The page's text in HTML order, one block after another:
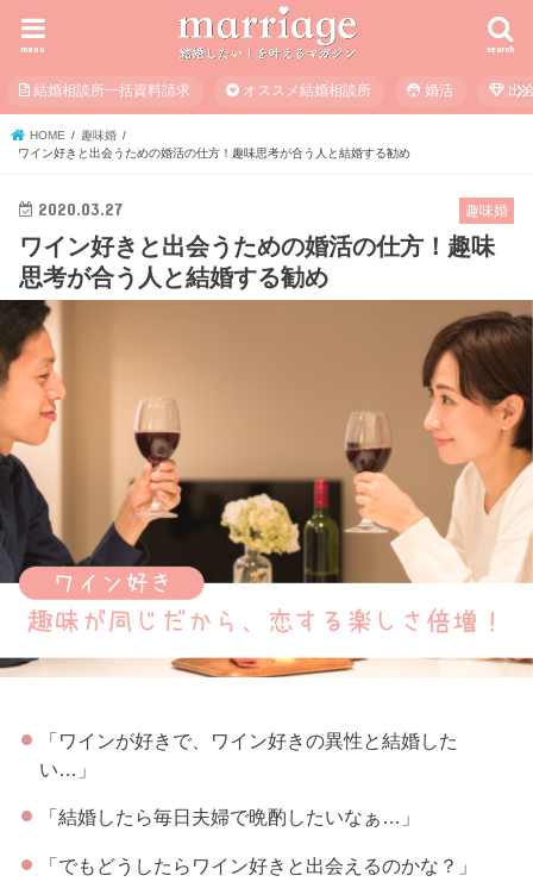
search
menu
結婚相談所一括資料請求 オススメ結婚相談所 婚活 出
HOME
趣味婚
ワイン好きと出会うための婚活の仕方！趣味思考が合う人と結婚する勧め
趣味婚
2020.03.27
ワイン好きと出会うための婚活の仕方！趣味
思考が合う人と結婚する勧め
「ワインが好きで、ワイン好きの異性と結婚した
い…」
「結婚したら毎日夫婦で晩酌したいなぁ…」
「でもどうしたらワイン好きと出会えるのかな？」